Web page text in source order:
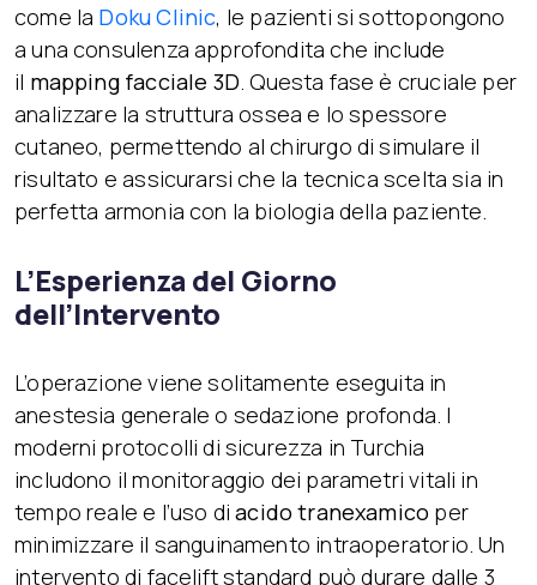
come la Doku Clinic, le pazienti si sottopongono
a una consulenza approfondita che include
il mapping facciale 3D. Questa fase è cruciale per
analizzare la struttura ossea e lo spessore
cutaneo, permettendo al chirurgo di simulare il
risultato e assicurarsi che la tecnica scelta sia in
perfetta armonia con la biologia della paziente.
L’Esperienza del Giorno
dell’Intervento
L’operazione viene solitamente eseguita in
anestesia generale o sedazione profonda. I
moderni protocolli di sicurezza in Turchia
includono il monitoraggio dei parametri vitali in
tempo reale e l’uso diacido tranexamico per
minimizzare il sanguinamento intraoperatorio. Un
intervento di facelift standard può durare dalle 3